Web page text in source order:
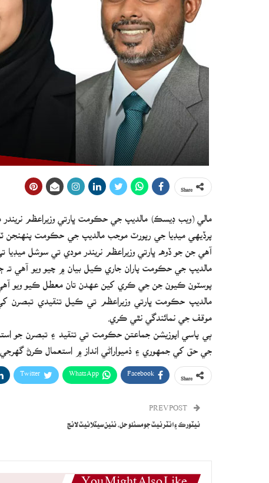
مالي (ويب ڊيسڪ) مالديپ جي حڪومت ڀارتي وزيراعظم
پرڏيهي ميڊيا جي رپورٽ موجب مالديپ جي حڪومت پنهنجن
آهي جن جو ڏوهه ڀارتي وزيراعظم نريندر مودي تي سوشل ميڊيا
مالديپ جي حڪومت پاران جاري ڪيل بيان ۾ چيو ويو آهي ته
پوسٽون ڪيون جن جي ڪري کين عهدن تان معطل ڪيو ويو
مالديپ حڪومت ڀارتي وزيراعظم تي ڪيل تنقيدي تبصرن
موقف جي نمائندگي نٿي ڪري.
ٻي پاسي اپوزيشن جماعتن حڪومت تي تنقيد ۽ تبصرن جو
جي حق کي جمهوري ۽ ذميواراڻي انداز ۾ استعمال ڪرڻ گھرجي.
Facebook
WhatsApp
Twitter
نيٽورڪ ۽ انٽرنيٽ جو مسئلو حل، نئين سيٽلائيٽ لانچ